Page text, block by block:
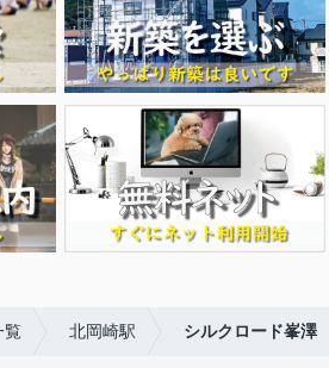
覧 北岡崎駅 シルクロード峯澤